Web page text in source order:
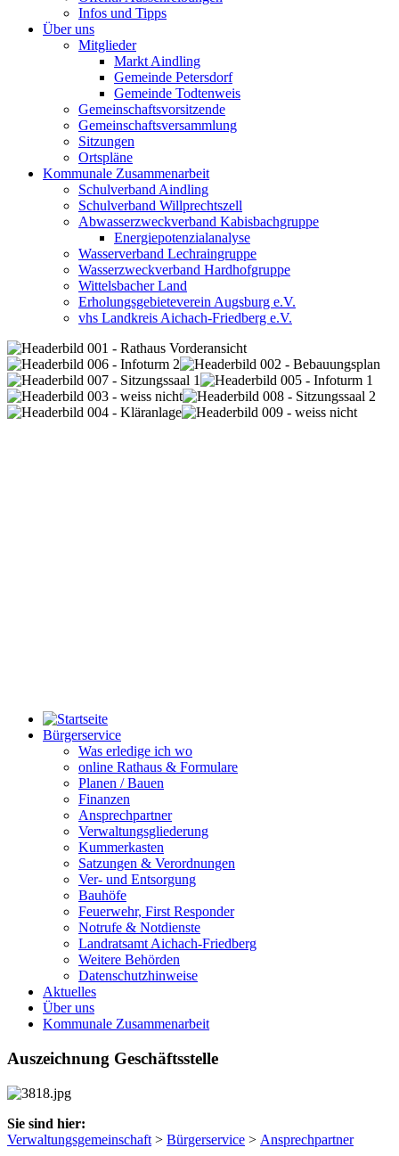
Infos und Tipps
Über uns
Mitglieder
Markt Aindling
Gemeinde Petersdorf
Gemeinde Todtenweis
Gemeinschaftsvorsitzende
Gemeinschaftsversammlung
Sitzungen
Ortspläne
Kommunale Zusammenarbeit
Schulverband Aindling
Schulverband Willprechtszell
Abwasserzweckverband Kabisbachgruppe
Energiepotenzialanalyse
Wasserverband Lechraingruppe
Wasserzweckverband Hardhofgruppe
Wittelsbacher Land
Erholungsgebieteverein Augsburg e.V.
vhs Landkreis Aichach-Friedberg e.V.
Bürgerservice
Was erledige ich wo
online Rathaus & Formulare
Planen / Bauen
Finanzen
Ansprechpartner
Verwaltungsgliederung
Kummerkasten
Satzungen & Verordnungen
Ver- und Entsorgung
Bauhöfe
Feuerwehr, First Responder
Notrufe & Notdienste
Landratsamt Aichach-Friedberg
Weitere Behörden
Datenschutzhinweise
Aktuelles
Über uns
Kommunale Zusammenarbeit
Auszeichnung Geschäftsstelle
Sie sind hier:
Verwaltungsgemeinschaft > Bürgerservice > Ansprechpartner